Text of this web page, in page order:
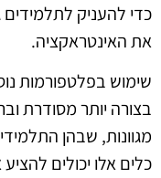
כדי להעניק לתלמידים
את האינטראקציה.
שימוש בפלטפורמות
בצורה יותר מסודרת
מגוונות, שבהן
כלים אלו יכולים